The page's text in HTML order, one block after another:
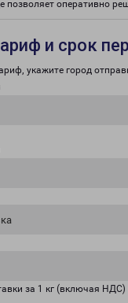
позволяет оперативно
и срок
укажите город
за 1 кг (включая НДС)